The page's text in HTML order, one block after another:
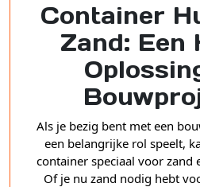
Container
Zand: Een
Als je bezig bent met een
een belangrijke rol speelt,
container speciaal voor zand
Of je nu zand nodig hebt